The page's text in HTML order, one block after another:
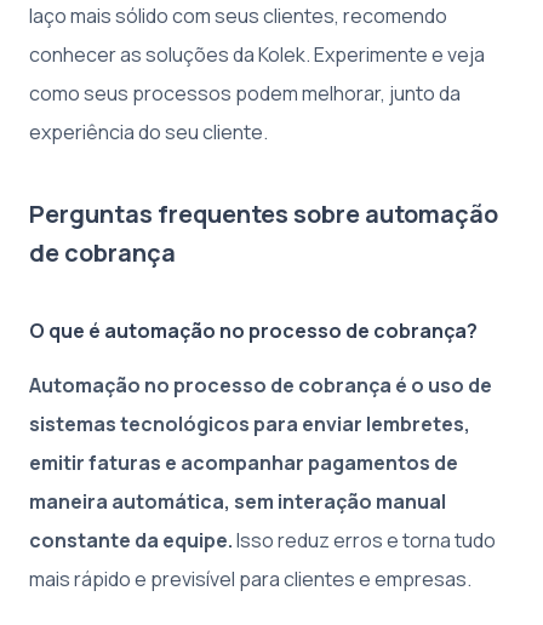
laço mais sólido com seus clientes, recomendo
conhecer as soluções da Kolek. Experimente e veja
como seus processos podem melhorar, junto da
experiência do seu cliente.
Perguntas frequentes sobre automação
de cobrança
O que é automação no processo de cobrança?
Automação no processo de cobrança é o uso de
sistemas tecnológicos para enviar lembretes,
emitir faturas e acompanhar pagamentos de
maneira automática, sem interação manual
constante da equipe.Isso reduz erros e torna tudo
mais rápido e previsível para clientes e empresas.